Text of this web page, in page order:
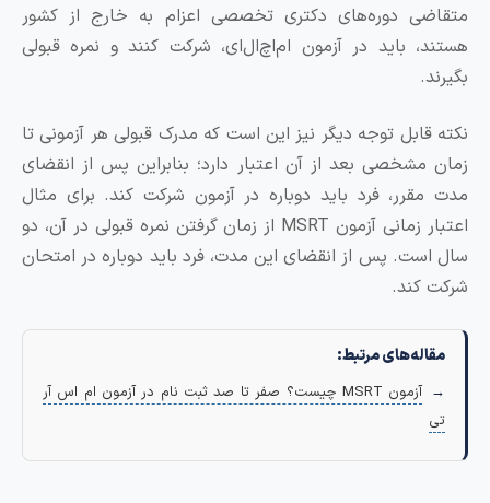
دوره‌های دکتری تخصصی اعزام به خارج از کشور
باید در آزمون ام‌اچ‌ال‌ای، شرکت کنند و نمره قبولی
توجه دیگر نیز این است که مدرک قبولی هر آزمونی تا
بعد از آن اعتبار دارد؛ بنابراین پس از انقضای
فرد باید دوباره در آزمون شرکت کند. برای مثال
اعتبار زمانی آزمون MSRT از زمان گرفتن نمره قبولی در آن، دو
پس از انقضای این مدت، فرد باید دوباره در امتحان
کند.
مرتبط:
آزمون MSRT چیست؟ صفر تا صد ثبت نام در آزمون ام اس آر